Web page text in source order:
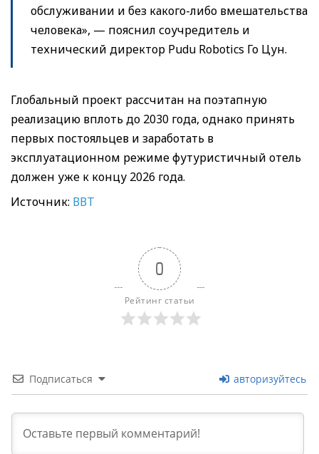
обслуживании и без какого-либо вмешательства
человека», — пояснил соучредитель и
технический директор Pudu Robotics Го Цун.
Глобальный проект рассчитан на поэтапную
реализацию вплоть до 2030 года, однако принять
первых постояльцев и заработать в
эксплуатационном режиме футуристичный отель
должен уже к концу 2026 года.
Источник: ВВТ
0
Рейтинг статьи
Подписаться авторизуйтесь